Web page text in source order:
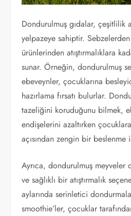
Dondurulmuş gıdalar, çeşitlilik
yelpazeye sahiptir.
ürünlerinden atıştırmalıklara
sunar. Örneğin, dondurulmuş
ebeveynler, çocuklarına
hazırlama fırsatı bulurlar.
tazeliğini koruduğunu bilmek,
endişelerini azaltırken
açısından zengin bir beslenme
Ayrıca, dondurulmuş meyveler
ve sağlıklı bir atıştırmalık
aylarında serinletici
smoothie’ler, çocuklar